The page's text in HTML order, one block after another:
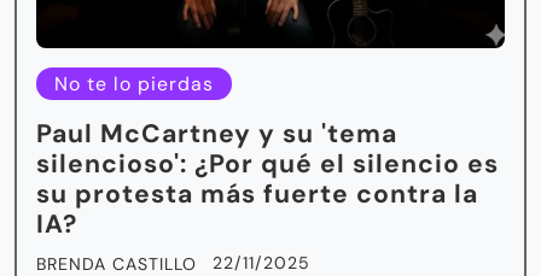
No te lo pierdas
Paul McCartney y su 'tema
silencioso': ¿Por qué el silencio es
su protesta más fuerte contra la
IA?
BRENDA CASTILLO 22/11/2025